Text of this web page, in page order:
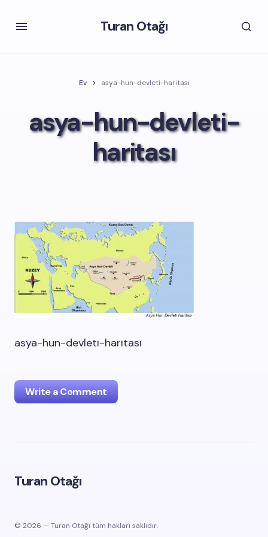
Turan Otağı
Ev asya-hun-devleti-haritası
asya-hun-devleti-
haritası
asya-hun-devleti-haritası
Write a Comment
Turan Otağı
© 2026 — Turan Otağı tüm hakları saklıdır.